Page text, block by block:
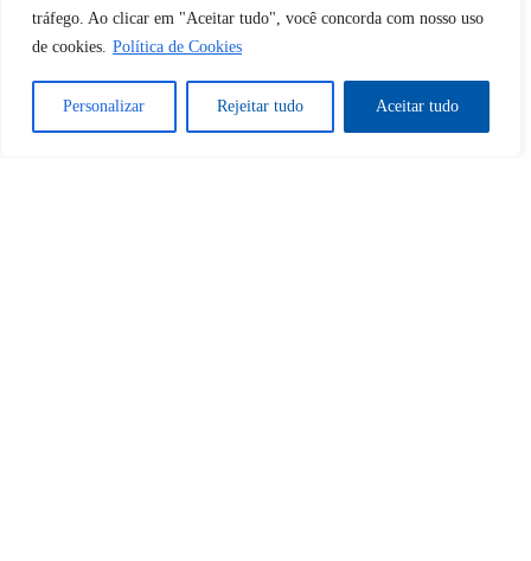
tráfego. Ao clicar em "Aceitar tudo", você concorda com nosso uso
de cookies. Política de Cookies
Personalizar Rejeitar tudo Aceitar tudo
Desbloquear esquerda : 0
Sim Não